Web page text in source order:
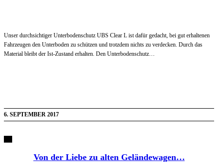
Unser durchsichtiger Unterbodenschutz UBS Clear L ist dafür gedacht, bei gut erhaltenen
Fahrzeugen den Unterboden zu schützen und trotzdem nichts zu verdecken. Durch das
Material bleibt der Ist-Zustand erhalten. Den Unterbodenschutz…
6. SEPTEMBER 2017
Von der Liebe zu alten Geländewagen…